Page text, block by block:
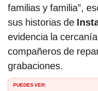
familias y familia”,
sus historias de
evidencia la
compañeros de
grabaciones.
PUEDES VER: